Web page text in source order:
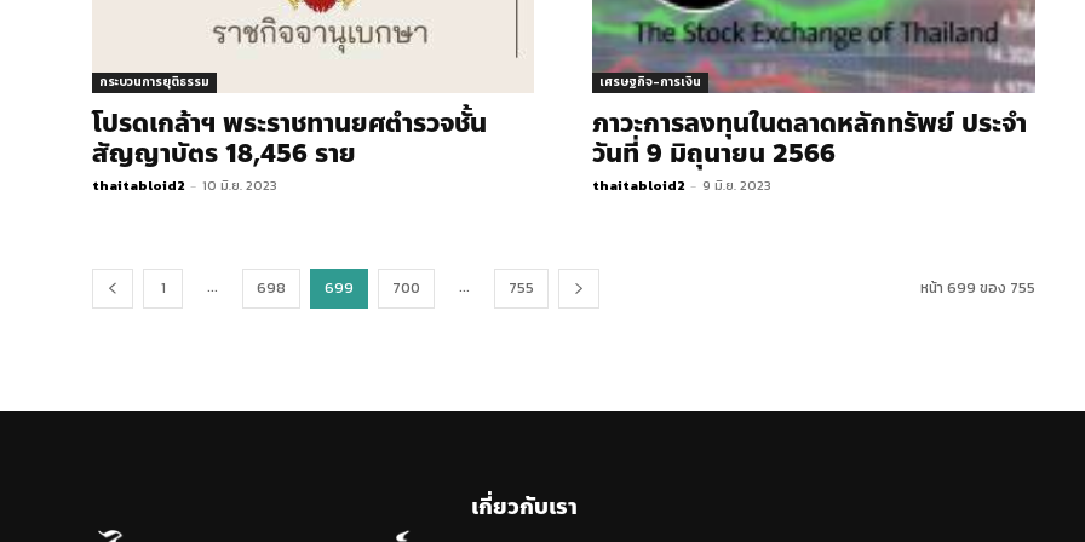
กระบวนการยุติธรรม
โปรดเกล้าฯ พระราชทานยศตำรวจชั้น
สัญญาบัตร 18,456 ราย
thaitabloid2 - 10 มิ.ย. 2023
เศรษฐกิจ-การเงิน
ภาวะการลงทุนในตลาดหลักทรัพย์ ประจำ
วันที่ 9 มิถุนายน 2566
thaitabloid2 - 9 มิ.ย. 2023
1 ... 698 699 700 ... 755 หน้า 699 ของ 755
เกี่ยวกับเรา